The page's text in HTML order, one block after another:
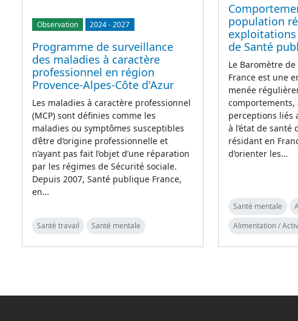
Observation 2024-2027
Programme de surveillance
des maladies à caractère
professionnel en région
Provence-Alpes-Côte d'Azur
Les maladies à caractère professionnel
(MCP) sont définies comme les
maladies ou symptômes susceptibles
d’être d’origine professionnelle et
n’ayant pas fait l’objet d’une réparation
par les régimes de Sécurité sociale.
Depuis 2007, Santé publique France,
en…
Santé travail Santé mentale
population
de Santé
Le Baromètre
France est une
menée
perceptions liés
à l’état de santé
résidant en
d’orienter les…
Santé mentale
Alimentation /